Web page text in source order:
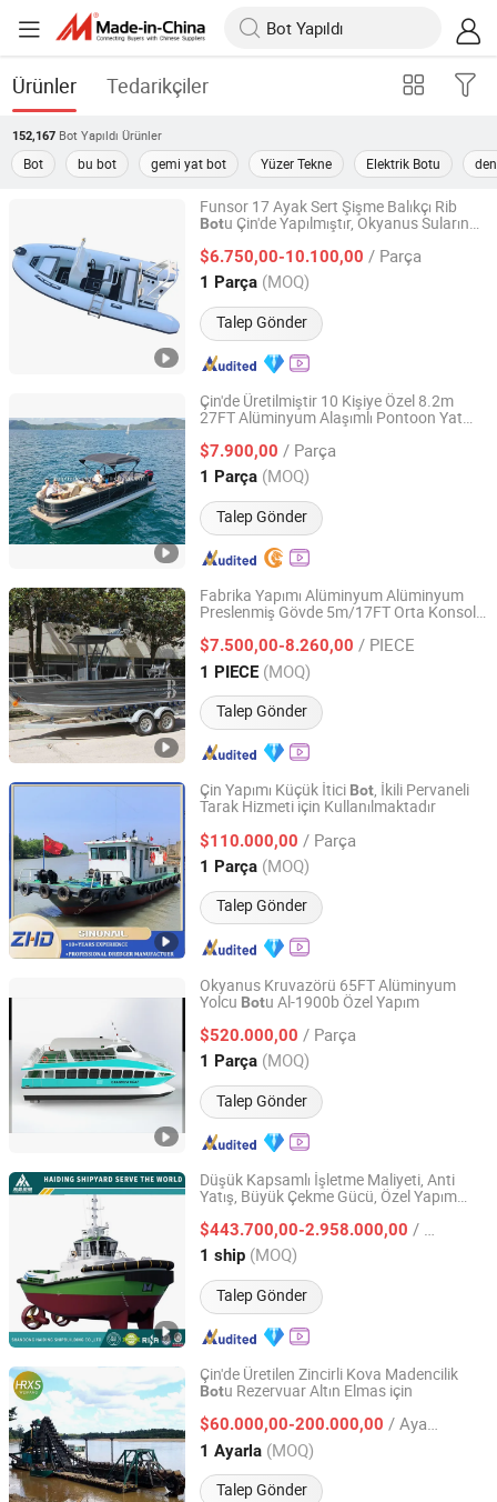
Ürünler Tedarikçiler
152,167 Bot Yapıldı Ürünler
Bot bu bot gemi yat bot Yüzer Tekne Elektrik Botu
Funsor 17 Ayak Sert Şişme Balıkçı Rib
Botu Çin'de Yapılmıştır, Okyanus Sularında
$6.750,00-10.100,00 / Parça
1 Parça (MOQ)
Talep Gönder
WUXI FUNSOR MARINE EQUIPMENT CO., LTD.
Shandong, China Fiyat 2013
Çin'de Üretilmiştir 10 Kişiye Özel 8.2m
27FT Alüminyum Alaşımlı Pontoon Yat
$7.900,00 / Parça
1 Parça (MOQ)
Talep Gönder
Huaian Kaip International Trade Co., Ltd.
Jiangsu, China Fiyat 2019
Fabrika Yapımı Alüminyum Alüminyum
Preslenmiş Gövde 5m/17FT Orta Konsol
$7.500,00-8.260,00 / PIECE
1 PIECE (MOQ)
Talep Gönder
Qingdao Allheart Marine Co., Ltd.
Shandong, China Fiyat 2020
Çin Yapımı Küçük İtici Bot, İkili Pervaneli
Tarak Hizmeti için Kullanılmaktadır
$110.000,00 / Parça
1 Parça (MOQ)
Talep Gönder
Shandong Sinosail Dredging Equipment Co., Ltd
Shandong, China Fiyat 2024
Okyanus Kruvazörü 65FT Alüminyum
Yolcu Botu Al-1900b Özel Yapım
$520.000,00 / Parça
1 Parça (MOQ)
Talep Gönder
Qingdao Grandsea Marine Tech Co., Ltd.
Shandong, China Fiyat 2026
Düşük Kapsamlı İşletme Maliyeti, Anti
Yatış, Büyük Çekme Gücü, Özel Yapım
$443.700,00-2.958.000,00 / ship
1 ship (MOQ)
Talep Gönder
Shandong Haiding Shipbuilding Co., Ltd.
Shandong, China Fiyat 2025
Çin'de Üretilen Zincirli Kova Madencilik
Botu Rezervuar Altın Elmas için
$60.000,00-200.000,00 / Ayarla
1 Ayarla (MOQ)
Talep Gönder
Weifang Hairui Xinsheng Environmental Protection
Equipment Manufacturing Co., Ltd.
Shandong, China Fiyat 2024